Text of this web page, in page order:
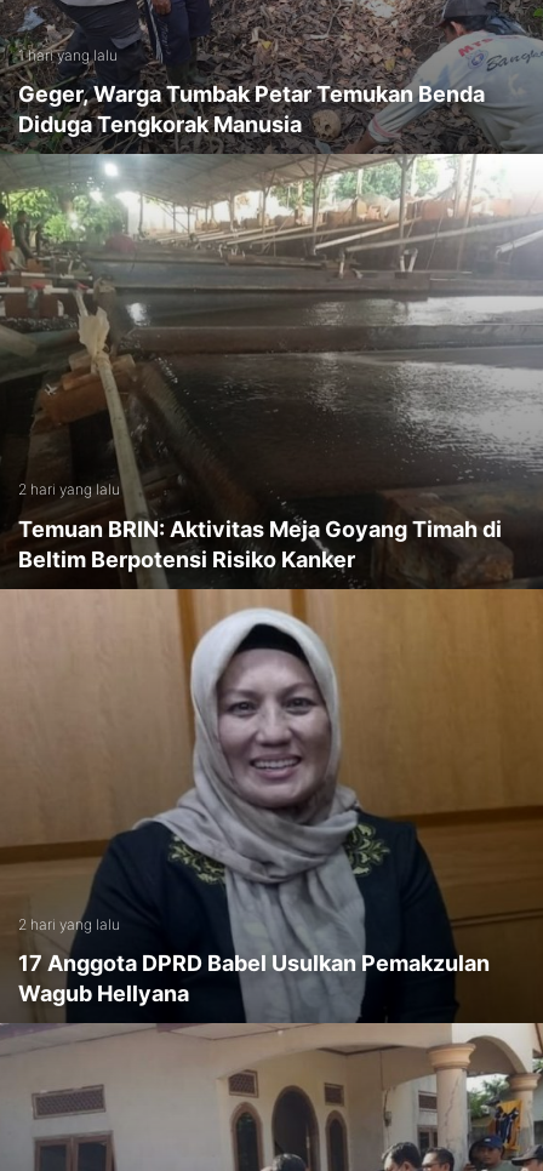
1 hari yang lalu
Geger, Warga Tumbak Petar Temukan Benda
Diduga Tengkorak Manusia
2 hari yang lalu
Temuan BRIN: Aktivitas Meja Goyang Timah di
Beltim Berpotensi Risiko Kanker
2 hari yang lalu
17 Anggota DPRD Babel Usulkan Pemakzulan
Wagub Hellyana